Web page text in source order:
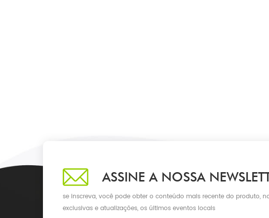
ASSINE A NOSSA
se inscreva, você pode obter o conteúdo mais recente do produto,
exclusivas e atualizações, os últimos eventos locais